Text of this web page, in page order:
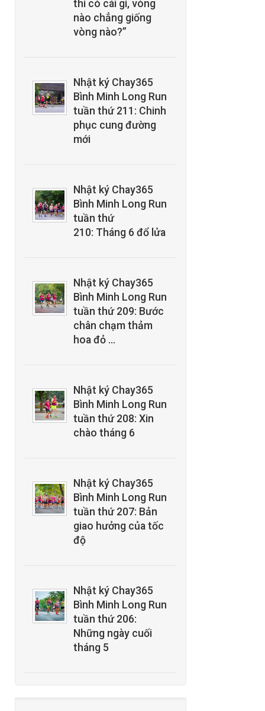
thì có cái gì, vòng
nào chẳng giống
vòng nào?”
Nhật ký Chay365
Bình Minh Long Run
tuần thứ 211: Chinh
phục cung đường
mới
Nhật ký Chay365
Bình Minh Long Run
tuần thứ
210: Tháng 6 đổ lửa
Nhật ký Chay365
Bình Minh Long Run
tuần thứ 209: Bước
chân chạm thảm
hoa đỏ …
Nhật ký Chay365
Bình Minh Long Run
tuần thứ 208: Xin
chào tháng 6
Nhật ký Chay365
Bình Minh Long Run
tuần thứ 207: Bản
giao hưởng của tốc
độ
Nhật ký Chay365
Bình Minh Long Run
tuần thứ 206:
Những ngày cuối
tháng 5